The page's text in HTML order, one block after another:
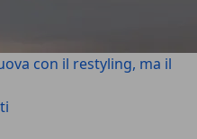
con il restyling, ma il